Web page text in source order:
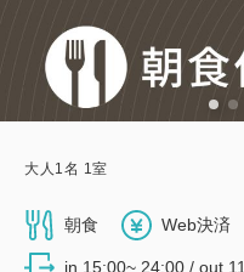
大人 1 名 1 室
朝食 Web決済
in 15:00~ 24:00 / out